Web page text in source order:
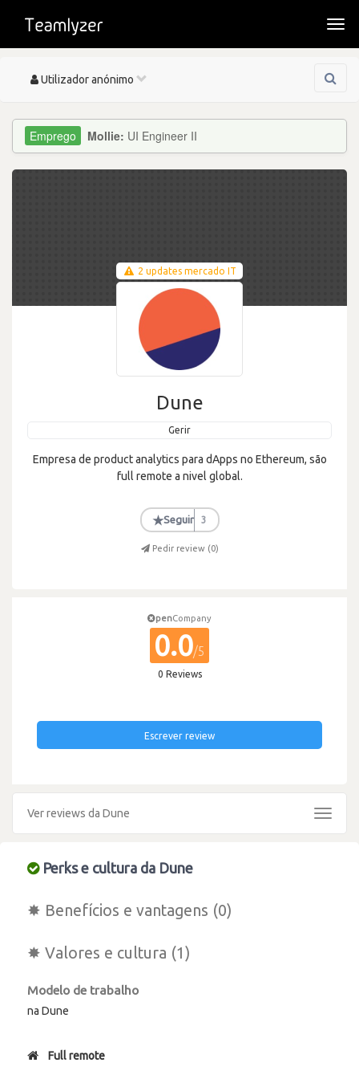
Toggle
Utilizador anónimo
Mollie: UI Engineer II
2 updates mercado IT
Dune
Gerir
Empresa de product analytics para dApps no Ethereum, são
full remote a nivel global.
★Seguir 3
Pedir review (0)
penCompany
0.0/5
0 Reviews
Escrever review
Ver reviews da Dune
Toggle
Perks e cultura da Dune
✸ Benefícios e vantagens (0)
✸ Valores e cultura (1)
Modelo de trabalho
na Dune
Full remote